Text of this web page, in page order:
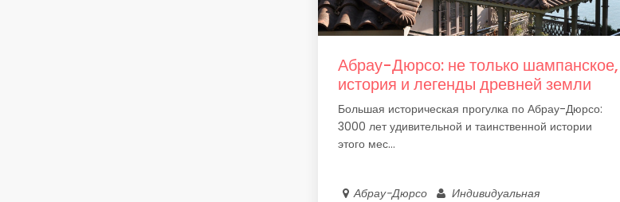
Абрау-Дюрсо: не только шампанское,
история и легенды древней земли
Большая историческая прогулка по Абрау-Дюрсо:
3000 лет удивительной и таинственной истории
этого мес...
Абрау-Дюрсо Индивидуальная